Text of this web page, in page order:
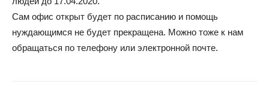
Сам офис открыт будет по расписанию и помощь
нуждающимся не будет прекращена. Можно тоже к нам
обращаться по телефону или электронной почте.